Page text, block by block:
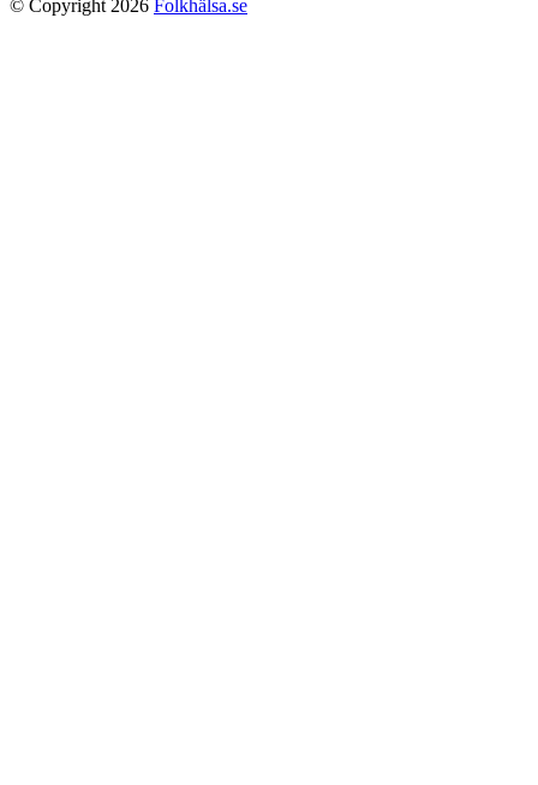
© Copyright 2026 Folkhälsa.se